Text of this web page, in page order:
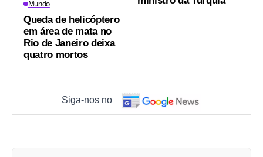
Mundo
Queda de helicóptero
em área de mata no
Rio de Janeiro deixa
quatro mortos
Siga-nos no